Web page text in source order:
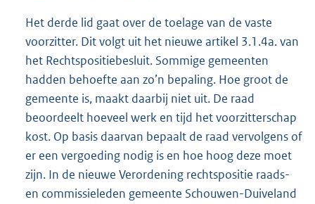
Het derde lid gaat over de toelage van de vaste
voorzitter. Dit volgt uit het nieuwe artikel 3.1.4a. van
het Rechtspositiebesluit. Sommige gemeenten
hadden behoefte aan zo’n bepaling. Hoe groot de
gemeente is, maakt daarbij niet uit. De raad
beoordeelt hoeveel werk en tijd het voorzitterschap
kost. Op basis daarvan bepaalt de raad vervolgens of
er een vergoeding nodig is en hoe hoog deze moet
zijn. In de nieuwe Verordening rechtspositie raads-
en commissieleden gemeente Schouwen-Duiveland